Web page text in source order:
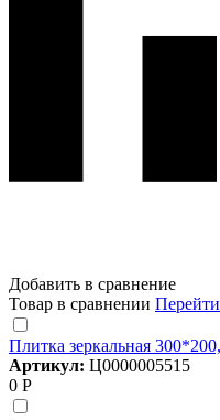
Добавить в сравнение
Товар в сравнении
Плитка зеркальная
Артикул: Ц0000005515
0 Р